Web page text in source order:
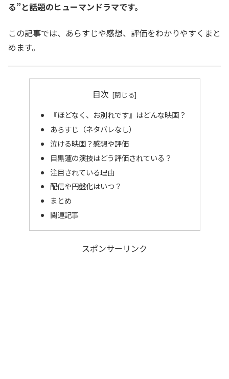
る”と話題のヒューマンドラマです。
この記事では、あらすじや感想、評価をわかりやすくまと
めます。
目次
『ほどなく、お別れです』はどんな映画？
あらすじ（ネタバレなし）
泣ける映画？感想や評価
目黒蓮の演技はどう評価されている？
注目されている理由
配信や円盤化はいつ？
まとめ
関連記事
スポンサーリンク